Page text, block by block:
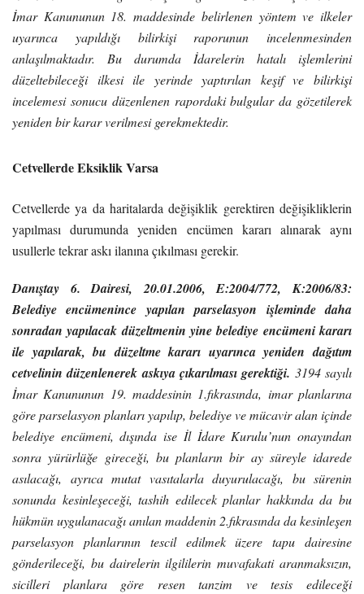
İmar Kanununun 18. maddesinde belirlenen yöntem ve ilkeler
uyarınca yapıldığı bilirkişi raporunun incelenmesinden
anlaşılmaktadır. Bu durumda İdarelerin hatalı işlemlerini
düzeltebileceği ilkesi ile yerinde yaptırılan keşif ve bilirkişi
incelemesi sonucu düzenlenen rapordaki bulgular da gözetilerek
yeniden bir karar verilmesi gerekmektedir.
Cetvellerde Eksiklik Varsa
Cetvellerde ya da haritalarda değişiklik gerektiren değişikliklerin
yapılması durumunda yeniden encümen kararı alınarak aynı
usullerle tekrar askı ilanına çıkılması gerekir.
Danıştay 6. Dairesi, 20.01.2006, E:2004/772, K:2006/83:
Belediye encümenince yapılan parselasyon işleminde daha
sonradan yapılacak düzeltmenin yine belediye encümeni kararı
ile yapılarak, bu düzeltme kararı uyarınca yeniden dağıtım
cetvelinin düzenlenerek askıya çıkarılması gerektiği. 3194 sayılı
İmar Kanununun 19. maddesinin 1.fıkrasında, imar planlarına
göre parselasyon planları yapılıp, belediye ve mücavir alan içinde
belediye encümeni, dışında ise İl İdare Kurulu’nun onayından
sonra yürürlüğe gireceği, bu planların bir ay süreyle idarede
asılacağı, ayrıca mutat vasıtalarla duyurulacağı, bu sürenin
sonunda kesinleşeceği, tashih edilecek planlar hakkında da bu
hükmün uygulanacağı anılan maddenin 2.fıkrasında da kesinleşen
parselasyon planlarının tescil edilmek üzere tapu dairesine
gönderileceği, bu dairelerin ilgililerin muvafakati aranmaksızın,
sicilleri planlara göre resen tanzim ve tesis edileceği